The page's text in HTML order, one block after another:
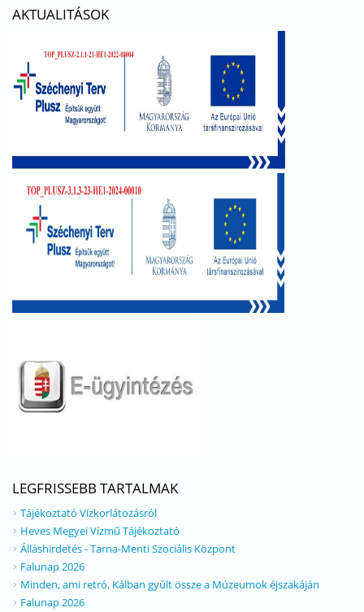
AKTUALITÁSOK
LEGFRISSEBB TARTALMAK
Tájékoztató Vízkorlátozásról
Heves Megyei Vízmű Tájékoztató
Álláshirdetés - Tarna-Menti Szociális Központ
Falunap 2026
Minden, ami retró, Kálban gyűlt össze a Múzeumok éjszakáján
Falunap 2026